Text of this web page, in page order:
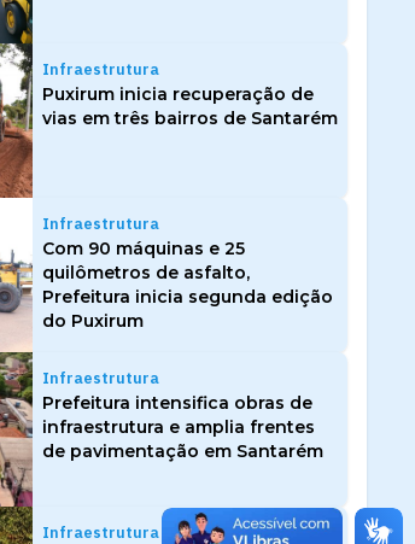
Infraestrutura
Puxirum inicia recuperação de
vias em três bairros de Santarém
Infraestrutura
Com 90 máquinas e 25
quilômetros de asfalto,
Prefeitura inicia segunda edição
do Puxirum
Infraestrutura
Prefeitura intensifica obras de
infraestrutura e amplia frentes
de pavimentação em Santarém
Infraestrutura